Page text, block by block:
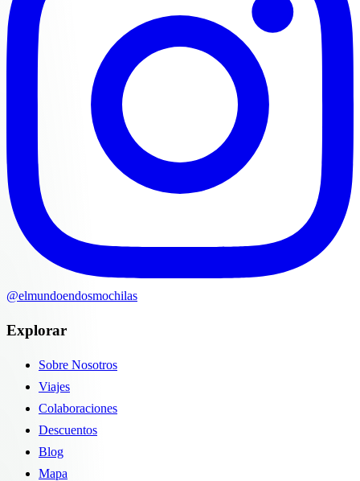
@elmundoendosmochilas
Explorar
Sobre Nosotros
Viajes
Colaboraciones
Descuentos
Blog
Mapa